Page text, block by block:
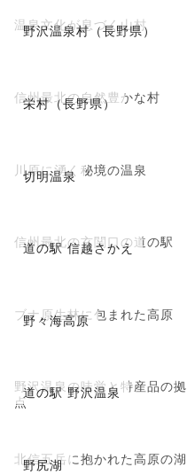
野沢温泉村（長野県）
温泉文化が息づく山村
栄村（長野県）
信州最北の自然豊かな村
切明温泉
川原に湧く秘境の温泉
道の駅 信越さかえ
信州最北の玄関口の道の駅
野々海高原
ブナ原生林に包まれた高原
道の駅 野沢温泉
野沢温泉の味覚と特産品の拠
点
野尻湖
北信五岳に抱かれた高原の湖